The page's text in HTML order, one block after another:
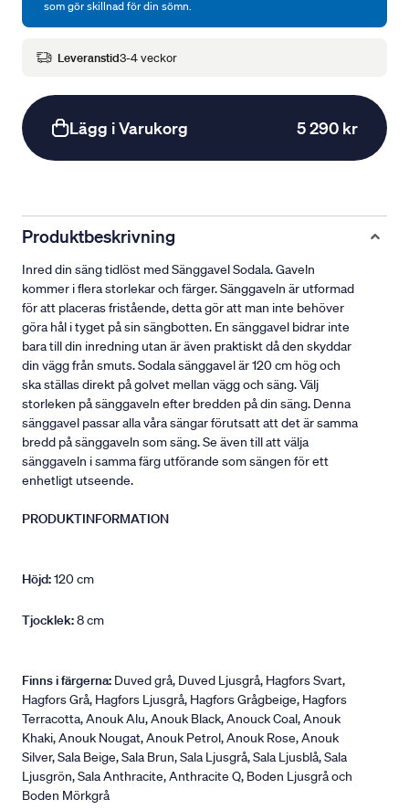
som gör skillnad för din sömn.
Leveranstid3-4 veckor
Lägg i Varukorg 5 290 kr
Produktbeskrivning
Inred din säng tidlöst med Sänggavel Sodala. Gaveln
kommer i flera storlekar och färger. Sänggaveln är utformad
för att placeras fristående, detta gör att man inte behöver
göra hål i tyget på sin sängbotten. En sänggavel bidrar inte
bara till din inredning utan är även praktiskt då den skyddar
din vägg från smuts. Sodala sänggavel är 120 cm hög och
ska ställas direkt på golvet mellan vägg och säng. Välj
storleken på sänggaveln efter bredden på din säng. Denna
sänggavel passar alla våra sängar förutsatt att det är samma
bredd på sänggaveln som säng. Se även till att välja
sänggaveln i samma färg utförande som sängen för ett
enhetligt utseende.
PRODUKTINFORMATION
Höjd:120 cm
Tjocklek:8 cm
Finns i färgerna: Duved grå, Duved Ljusgrå, Hagfors Svart,
Hagfors Grå, Hagfors Ljusgrå, Hagfors Grågbeige, Hagfors
Terracotta, Anouk Alu, Anouk Black, Anouck Coal, Anouk
Khaki, Anouk Nougat, Anouk Petrol, Anouk Rose, Anouk
Silver, Sala Beige, Sala Brun, Sala Ljusgrå, Sala Ljusblå, Sala
Ljusgrön, Sala Anthracite, Anthracite Q, Boden Ljusgrå och
Boden Mörkgrå